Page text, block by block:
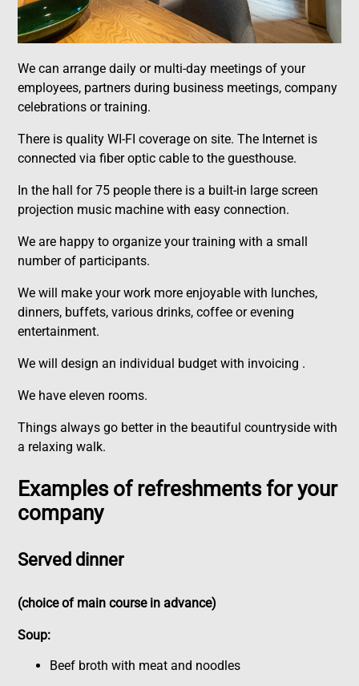
We can arrange daily or multi-day meetings of your
employees, partners during business meetings, company
celebrations or training.
There is quality WI-FI coverage on site. The Internet is
connected via fiber optic cable to the guesthouse.
In the hall for 75 people there is a built-in large screen
projection music machine with easy connection.
We are happy to organize your training with a small
number of participants.
We will make your work more enjoyable with lunches,
dinners, buffets, various drinks, coffee or evening
entertainment.
We will design an individual budget with invoicing .
We have eleven rooms.
Things always go better in the beautiful countryside with
a relaxing walk.
Examples of refreshments for your
company
Served dinner
(choice of main course in advance)
Soup:
Beef broth with meat and noodles